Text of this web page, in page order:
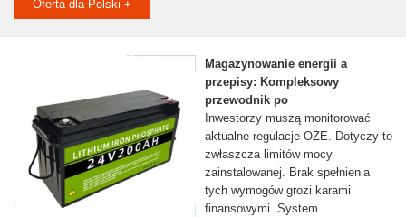
Oferta dla Polski +
Magazynowanie energii a
przepisy: Kompleksowy
przewodnik po
Inwestorzy muszą monitorować
aktualne regulacje OZE. Dotyczy to
zwłaszcza limitów mocy
zainstalowanej. Brak spełnienia
tych wymogów grozi karami
finansowymi. System